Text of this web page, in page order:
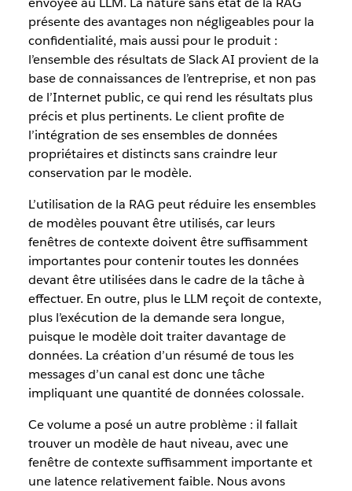
présente des avantages non négligeables pour la
confidentialité, mais aussi pour le produit :
l’ensemble des résultats de Slack AI provient de la
base de connaissances de l’entreprise, et non pas
de l’Internet public, ce qui rend les résultats plus
précis et plus pertinents. Le client profite de
l’intégration de ses ensembles de données
propriétaires et distincts sans craindre leur
conservation par le modèle.
L’utilisation de la RAG peut réduire les ensembles
de modèles pouvant être utilisés, car leurs
fenêtres de contexte doivent être suffisamment
importantes pour contenir toutes les données
devant être utilisées dans le cadre de la tâche à
effectuer. En outre, plus le LLM reçoit de contexte,
plus l’exécution de la demande sera longue,
puisque le modèle doit traiter davantage de
données. La création d’un résumé de tous les
messages d’un canal est donc une tâche
impliquant une quantité de données colossale.
Ce volume a posé un autre problème : il fallait
trouver un modèle de haut niveau, avec une
fenêtre de contexte suffisamment importante et
une latence relativement faible. Nous avons